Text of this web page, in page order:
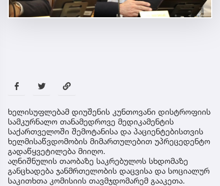
ხელისუფლებამ დიუშენის კუნთოვანი დისტროფიის
სამკურნალო თანამედროვე მედიკამენტის
საქართველოში შემოტანისა და პაციენტებისთვის
ხელმისაწვდომობის მიმართულებით უპრეცედენტო
გადაწყვეტილება მიიღო.
აღნიშნულის თაობაზე საკრებულოს სხდომაზე
განცხადება ჯანმრთელობის დაცვისა და სოციალურ
საკითხთა კომისიის თავმჯდომარემ გააკეთა.